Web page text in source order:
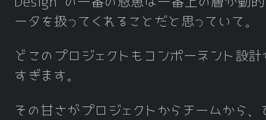
ータを扱ってくれることだと思っていて。
どこのプロジェクトもコンポーネント設計
すぎます。
その甘さがプロジェクトからチームから、